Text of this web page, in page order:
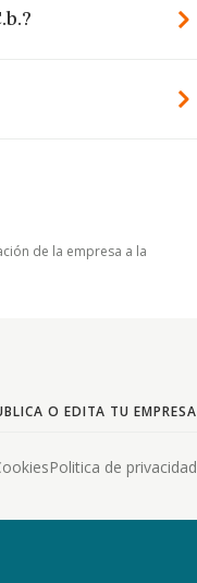
de la empresa a la
O EDITA TU EMPRESA
Politica de privacidad